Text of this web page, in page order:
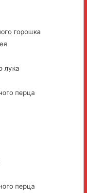
горошка
лука
перца
перца